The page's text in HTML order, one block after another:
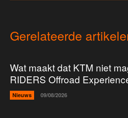
Gerelateerde
Wat maakt dat KTM niet
RIDERS Offroad
Nieuws 09/08/2026